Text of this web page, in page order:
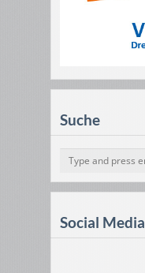
Suche
Social Media